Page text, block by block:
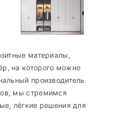
материалы,
на которого можно
производитель
мы стремимся
лёгкие решения для